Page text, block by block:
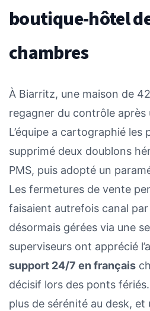
boutique-hôtel
chambres
À Biarritz, une maison de
regagner du contrôle après
L’équipe a cartographié les
supprimé deux doublons
PMS, puis adopté un
Les fermetures de vente
faisaient autrefois canal par
désormais gérées via une
superviseurs ont apprécié
support 24/7 en français
décisif lors des ponts
plus de sérénité au desk,